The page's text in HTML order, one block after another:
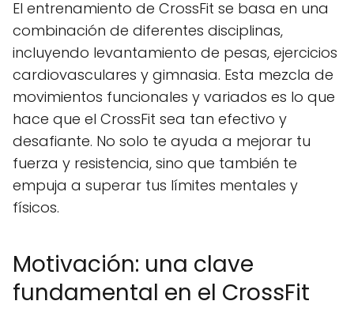
El entrenamiento de CrossFit se basa en una
combinación de diferentes disciplinas,
incluyendo levantamiento de pesas, ejercicios
cardiovasculares y gimnasia. Esta mezcla de
movimientos funcionales y variados es lo que
hace que el CrossFit sea tan efectivo y
desafiante. No solo te ayuda a mejorar tu
fuerza y resistencia, sino que también te
empuja a superar tus límites mentales y
físicos.
Motivación: una clave
fundamental en el CrossFit